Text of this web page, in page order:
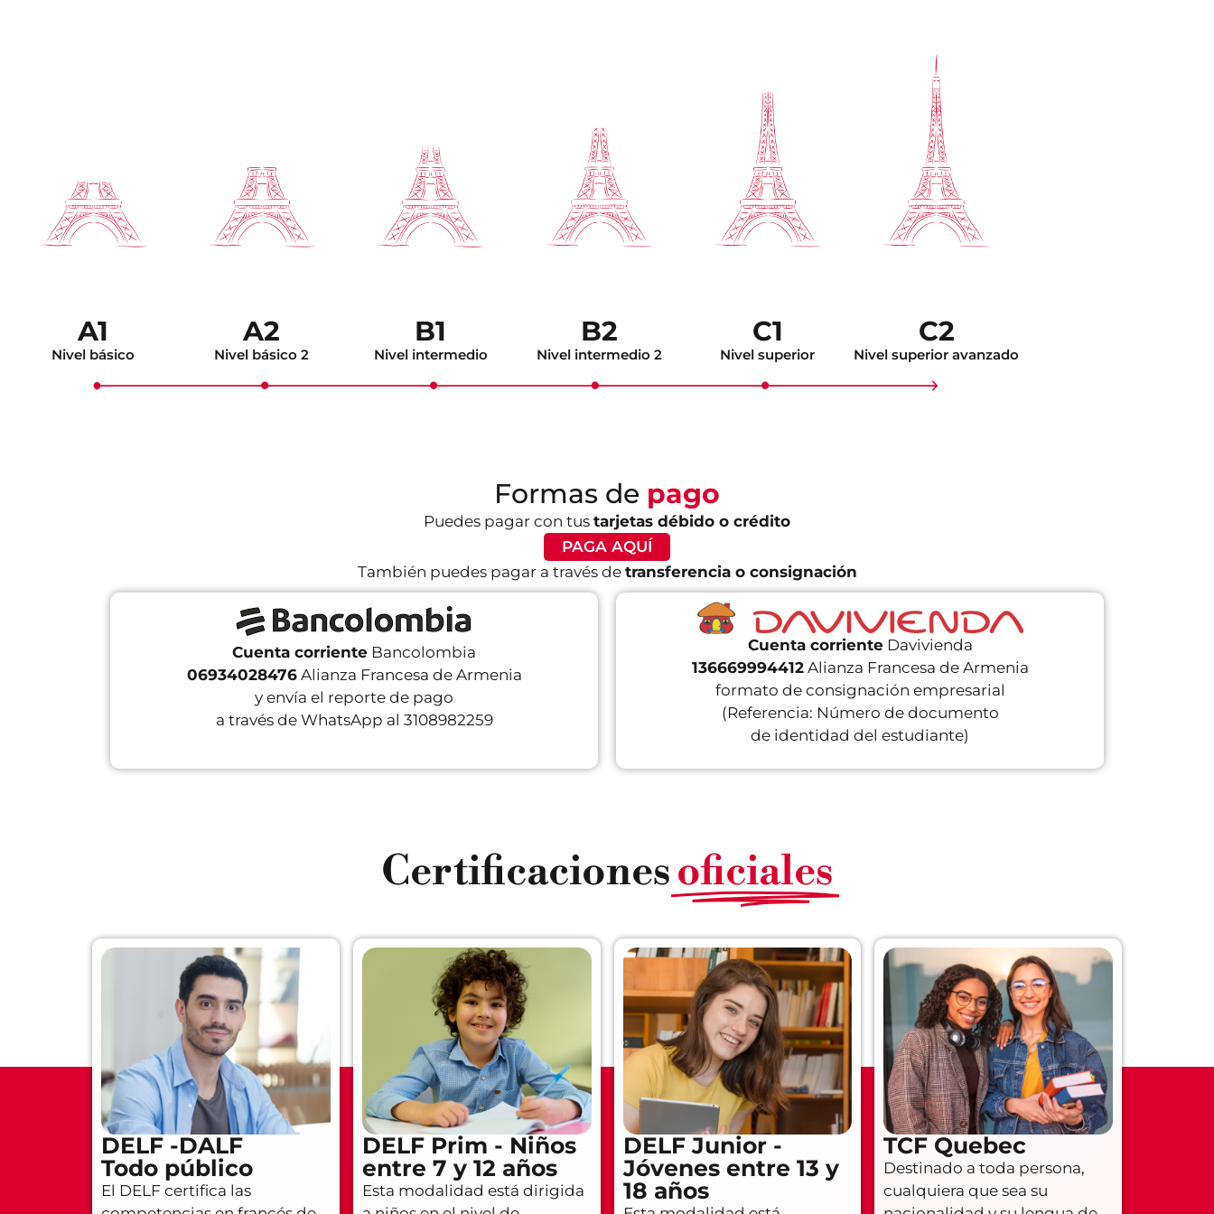
A1
Nivel básico
A2
Nivel básico 2
B1
Nivel intermedio
B2
Nivel intermedio 2
C1
Nivel superior
C2
Nivel superior avanzado
Formas de pago
Puedes pagar con tus tarjetas débido o crédito
PAGA AQUÍ
También puedes pagar a través de transferencia o consignación
Cuenta corriente Bancolombia
06934028476Alianza Francesa de Armenia
y envía el reporte de pago
a través de WhatsApp al 3108982259
Cuenta corrienteDavivienda
136669994412Alianza Francesa de Armenia
formato de consignación empresarial
(Referencia: Número de documento
de identidad del estudiante)
Certificacionesoficiales
DELF -DALF
Todo público
El DELF certifica las
DELF Prim - Niños
entre 7 y 12 años
Esta modalidad está dirigida
DELF Junior -
Jóvenes entre 13 y
18 años
TCF Quebec
Destinado a toda persona,
cualquiera que sea su